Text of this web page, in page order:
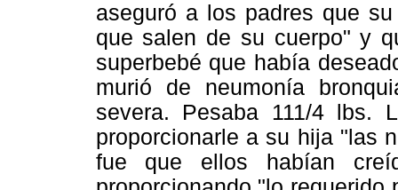
aseguró a los padres que
que salen de su cuerpo" y
superbebé que había
murió de neumonía
severa. Pesaba 111/4 lbs.
proporcionarle a su hija "las
fue que ellos habían